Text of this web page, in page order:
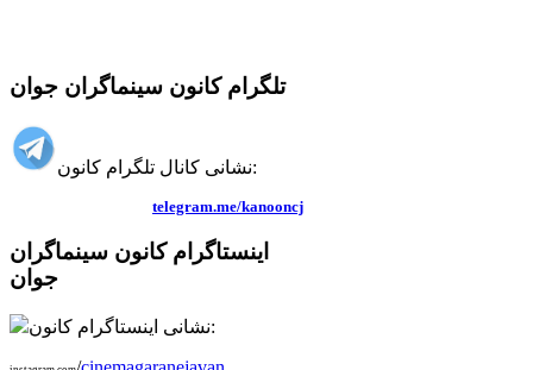
تلگرام کانون سینماگران جوان
نشانی کانال تلگرام کانون:
telegram.me/kanooncj
اینستاگرام کانون سینماگران
جوان
نشانی اینستاگرام کانون: